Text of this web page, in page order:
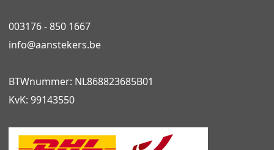
003176 - 850 1667
info@aanstekers.be
BTWnummer: NL868823685B01
KvK: 99143550